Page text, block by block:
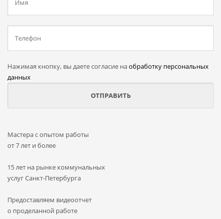
Нажимая кнопку, вы даете согласие наобработку персональных
данных
Мастера с опытом работы
от 7 лет и более
15 лет на рынке коммунальных
услуг Санкт-Петербурга
Предоставляем видеоотчет
о проделанной работе